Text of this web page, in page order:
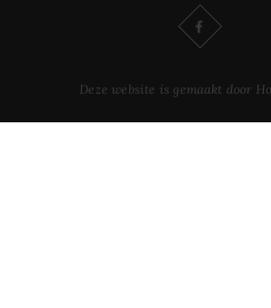
Deze website is gemaakt door